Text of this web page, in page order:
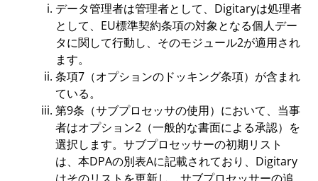
データ管理者は管理者として、Digitaryは処理者
として、EU標準契約条項の対象となる個人デー
タに関して行動し、そのモジュール2が適用され
ます。
条項7（オプションのドッキング条項）が含まれ
ている。
第9条（サブプロセッサの使用）において、当事
者はオプション2（一般的な書面による承認）を
選択します。サブプロセッサーの初期リスト
は、本DPAの別表Aに記載されており、Digitary